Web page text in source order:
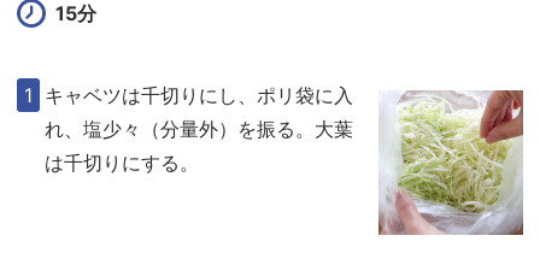
15分
キャベツは千切りにし、ポリ袋に入
れ、塩少々（分量外）を振る。大葉
は千切りにする。